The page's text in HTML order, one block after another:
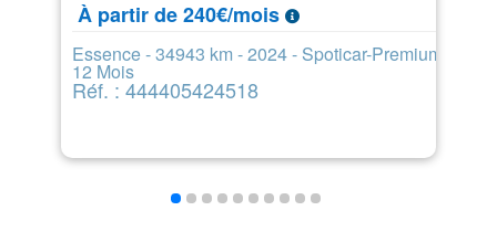
À partir de 240€/mois
Essence - 34943 km - 2024 - Spoticar-Premium
12 Mois
Réf. : 444405424518